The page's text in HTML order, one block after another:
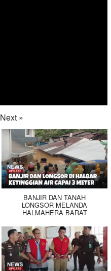
Next »
BANJIR DAN TANAH
LONGSOR MELANDA
HALMAHERA BARAT